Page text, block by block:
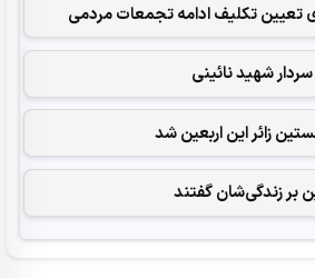
تعیین تکلیف ادامه تجمعات مردمی
شهید نائینی
زائر این اربعین شد
بر زندگی‌شان گفتند